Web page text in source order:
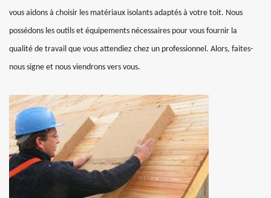
vous aidons à choisir les matériaux isolants adaptés à votre toit. Nous
possédons les outils et équipements nécessaires pour vous fournir la
qualité de travail que vous attendiez chez un professionnel. Alors, faites-
nous signe et nous viendrons vers vous.